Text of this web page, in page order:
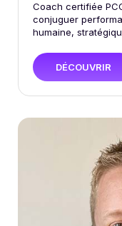
Coach certifiée
conjuguer
humaine,
DÉCOUVRIR